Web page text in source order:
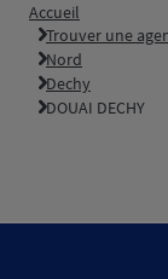
Accueil
Trouver une
Nord
Dechy
DOUAI DECHY